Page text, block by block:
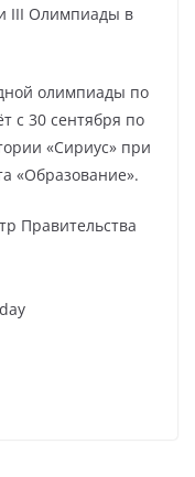
III Олимпиады в
олимпиады по
с 30 сентября по
«Сириус» при
«Образование».
Правительства